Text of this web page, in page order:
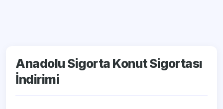
Anadolu Sigorta Konut Sigortası
İndirimi